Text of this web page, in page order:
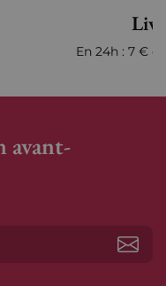
En 24h : 7 €
avant-